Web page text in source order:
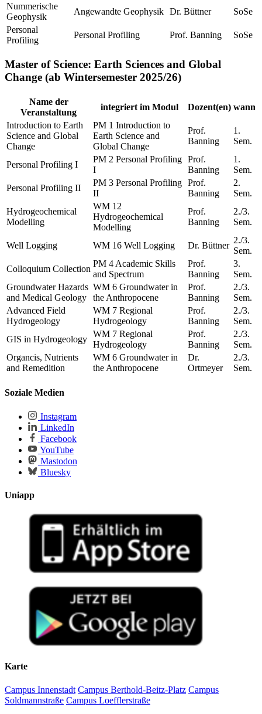
Nummerische
Geophysik
Angewandte Geophysik Dr. Büttner
SoSe
Personal
Profiling
Personal Profiling Prof. Banning SoSe
Master of Science: Earth Sciences and Global
Change (ab Wintersemester 2025/26)
Name der
Veranstaltung
integriert im Modul Dozent(en) wann
Introduction to Earth
Science and Global
Change
PM 1 Introduction to
Earth Science and
Global Change
Prof.
Banning
1.
Sem.
Personal Profiling I
PM 2 Personal Profiling
I
Prof.
Banning
1.
Sem.
Personal Profiling II
PM 3 Personal Profiling
II
Prof.
Banning
2.
Sem.
Hydrogeochemical
Modelling
WM 12
Hydrogeochemical
Modelling
Prof.
Banning
2./3.
Sem.
Well Logging WM 16 Well Logging Dr. Büttner
2./3.
Sem.
Colloquium Collection
PM 4 Academic Skills
and Spectrum
Prof.
Banning
3.
Sem.
Groundwater Hazards
and Medical Geology
WM 6 Groundwater in
the Anthropocene
Prof.
Banning
2./3.
Sem.
Advanced Field
Hydrogeology
WM 7 Regional
Hydrogeology
Prof.
Banning
2./3.
Sem.
GIS in Hydrogeology
WM 7 Regional
Hydrogeology
Prof.
Banning
2./3.
Sem.
Organcis, Nutrients
and Remedition
WM 6 Groundwater in
the Anthropocene
Dr.
Ortmeyer
2./3.
Sem.
Soziale Medien
Instagram
LinkedIn
Facebook
YouTube
Mastodon
Bluesky
Uniapp
Karte
Campus Innenstadt Campus Berthold-Beitz-Platz Campus
Soldmannstraße Campus Loefflerstraße